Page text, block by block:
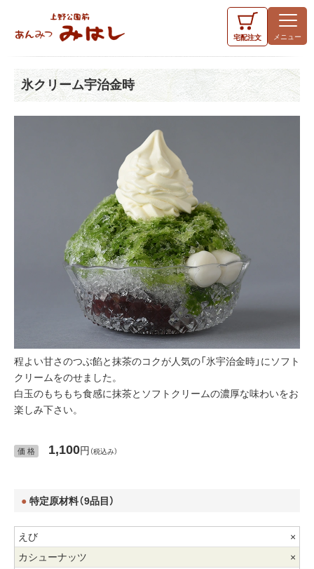
宅配注文
氷クリーム宇治金時
程よい甘さのつぶ餡と抹茶のコクが人気の「氷宇治金時」にソフト
クリームをのせました。
白玉のもちもち食感に抹茶とソフトクリームの濃厚な味わいをお
楽しみ下さい。
価 格 1,100円 （税込み）
特定原材料（9品目）
×
×